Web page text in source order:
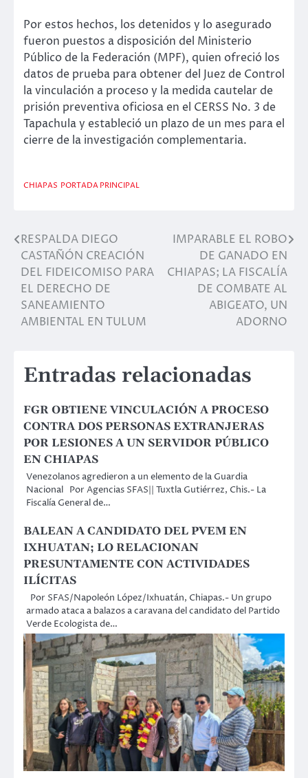
Por estos hechos, los detenidos y lo asegurado
fueron puestos a disposición del Ministerio
Público de la Federación (MPF), quien ofreció los
datos de prueba para obtener del Juez de Control
la vinculación a proceso y la medida cautelar de
prisión preventiva oficiosa en el CERSS No. 3 de
Tapachula y estableció un plazo de un mes para el
cierre de la investigación complementaria.
CHIAPAS PORTADA PRINCIPAL
Navegación
de
entradas
RESPALDA DIEGO
CASTAÑÓN CREACIÓN
DEL FIDEICOMISO PARA
EL DERECHO DE
SANEAMIENTO
AMBIENTAL EN TULUM
IMPARABLE EL ROBO
DE GANADO EN
CHIAPAS; LA FISCALÍA
DE COMBATE AL
ABIGEATO, UN
ADORNO
Entradas relacionadas
FGR OBTIENE VINCULACIÓN A PROCESO
CONTRA DOS PERSONAS EXTRANJERAS
POR LESIONES A UN SERVIDOR PÚBLICO
EN CHIAPAS
Venezolanos agredieron a un elemento de la Guardia
Nacional Por Agencias SFAS|| Tuxtla Gutiérrez, Chis.- La
Fiscalía General de…
BALEAN A CANDIDATO DEL PVEM EN
IXHUATAN; LO RELACIONAN
PRESUNTAMENTE CON ACTIVIDADES
ILÍCITAS
Por SFAS/Napoleón López/Ixhuatán, Chiapas.- Un grupo
armado ataca a balazos a caravana del candidato del Partido
Verde Ecologista de…